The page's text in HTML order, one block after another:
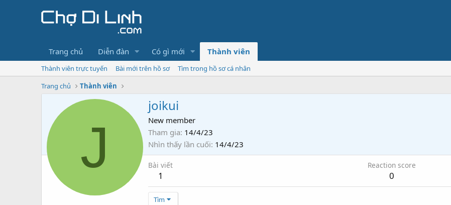
Trang chủ Diễn đàn Có gì mới Thành viên
Thành viên trực tuyến Bài mới trên hồ sơ
Tìm trong hồ sơ cá nhân
Trang chủ
Thành viên
J
joikui
New member
Tham gia 14/4/23
Nhìn thấy lần cuối 14/4/23
Bài viết
1
Reaction score
0
Tìm